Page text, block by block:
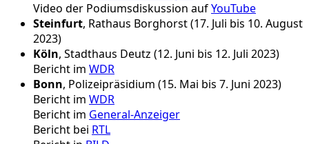
Video der Podiumsdiskussion aufYouTube
Steinfurt, Rathaus Borghorst (17. Juli bis 10. August
2023)
Köln, Stadthaus Deutz (12. Juni bis 12. Juli 2023)
Bericht im WDR
Bonn, Polizeipräsidium (15. Mai bis 7. Juni 2023)
Bericht im WDR
Bericht im General-Anzeiger
Bericht bei RTL